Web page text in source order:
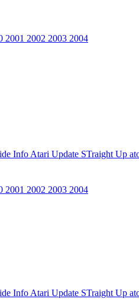
2001 2002 2003 2004
Info Atari Update STraight Up
2001 2002 2003 2004
Info Atari Update STraight Up